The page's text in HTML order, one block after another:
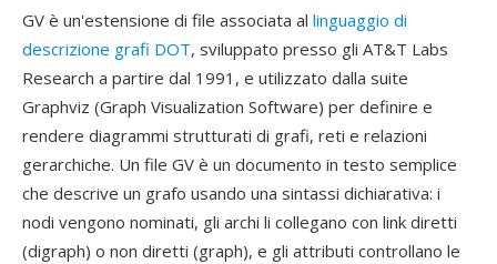
GV è un'estensione di file associata al linguaggio di
descrizione grafi DOT, sviluppato presso gli AT&T Labs
Research a partire dal 1991, e utilizzato dalla suite
Graphviz (Graph Visualization Software) per definire e
rendere diagrammi strutturati di grafi, reti e relazioni
gerarchiche. Un file GV è un documento in testo semplice
che descrive un grafo usando una sintassi dichiarativa: i
nodi vengono nominati, gli archi li collegano con link diretti
(digraph) o non diretti (graph), e gli attributi controllano le